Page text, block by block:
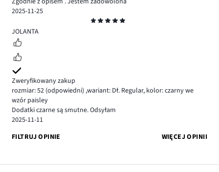
2025-11-25
5
JOLANTA
Zweryfikowany zakup
rozmiar: 52 (odpowiedni) ,wariant: Dł. Regular, kolor: czarny we
wzór paisley
Dodatki czarne są smutne. Odsyłam
2025-11-11
FILTRUJ OPINIE
WIĘCEJ OPINII